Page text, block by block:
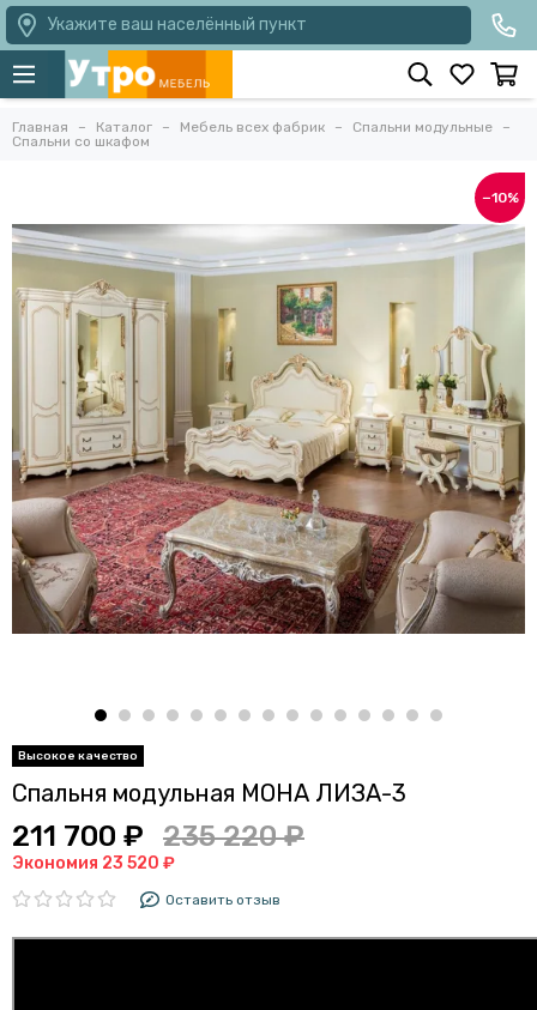
Укажите ваш населённый пункт
Главная Каталог Мебель всех фабрик
Спальни модульные
Спальни со шкафом
−10%
Спальня модульная МОНА ЛИЗА-3
211 700 ₽ 235 220 ₽
Экономия 23 520 ₽
Оставить отзыв